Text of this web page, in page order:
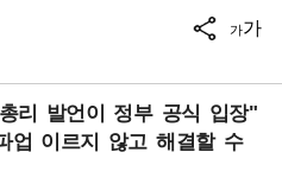
가가
리 발언이 정부 공식 입장"
업 이르지 않고 해결할 수